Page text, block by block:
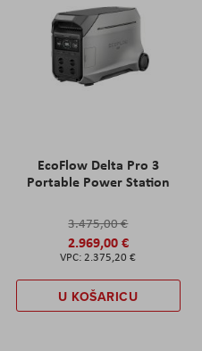
EcoFlow Delta Pro 3
Portable Power Station
3.475,00 €
2.969,00 €
2.375,20 €
U KOŠARICU